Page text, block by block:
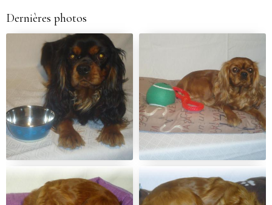
Dernières photos